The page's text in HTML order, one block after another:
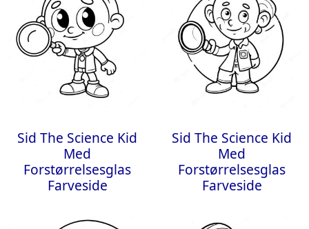
Sid The Science Kid
Med
Forstørrelsesglas
Farveside
Sid The Science Kid
Med
Forstørrelsesglas
Farveside